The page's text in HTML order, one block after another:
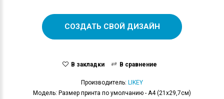
СОЗДАТЬ СВОЙ ДИЗАЙН
В закладки В сравнение
Производитель: LIKEY
Модель: Размер принта по умолчанию - А4 (21x29,7см)